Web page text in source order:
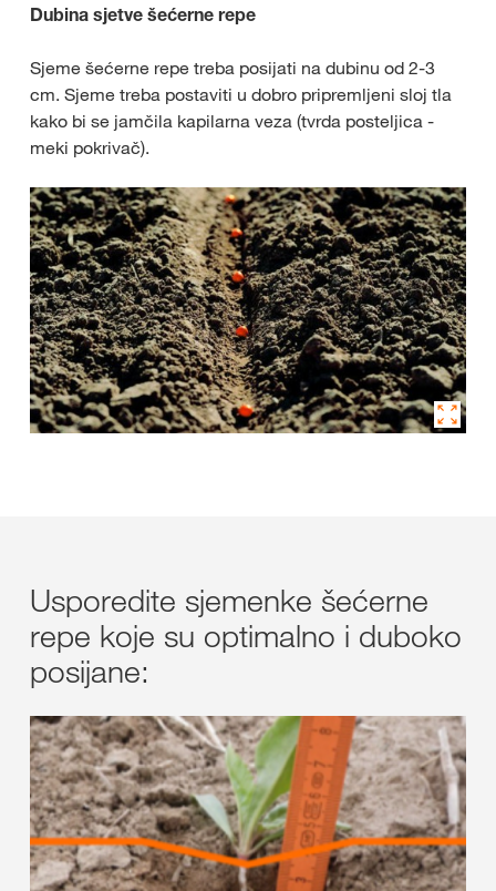
Dubina sjetve šećerne repe
Sjeme šećerne repe treba posijati na dubinu od 2-3
cm. Sjeme treba postaviti u dobro pripremljeni sloj tla
kako bi se jamčila kapilarna veza (tvrda posteljica -
meki pokrivač).
Usporedite sjemenke šećerne
repe koje su optimalno i duboko
posijane: